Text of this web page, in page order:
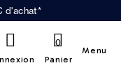
d'achat*
Panier
0
Menu